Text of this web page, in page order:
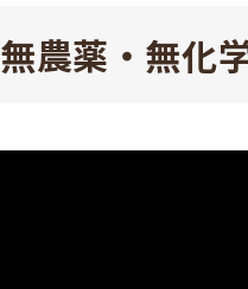
無農薬・無化